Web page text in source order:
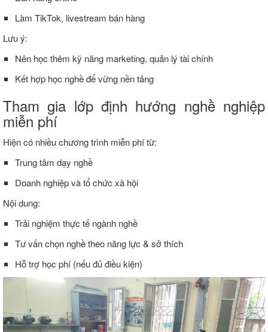
Làm TikTok, livestream bán hàng
Lưuý:
Nên học thêm kỹ năng marketing, quản lý tàichính
Kết hợp học nghềđểvững nềntảng
Thamgia lớpđịnh hướng nghề nghiệp
miễn phí
Hiệncó nhiềuchươngtrình miễnphítừ:
Trungtâm dạy nghề
Doanh nghiệpvàtổchức xã hội
Nộidung:
Trải nghiệm thực tế ngành nghề
Tưvấnchọn nghềtheo năng lực & sởthích
Hỗtrợ học phí (nếuđủđiềukiện)